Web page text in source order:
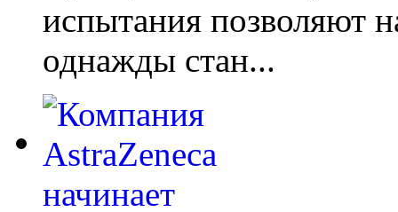
испытания позволяют
однажды стан...